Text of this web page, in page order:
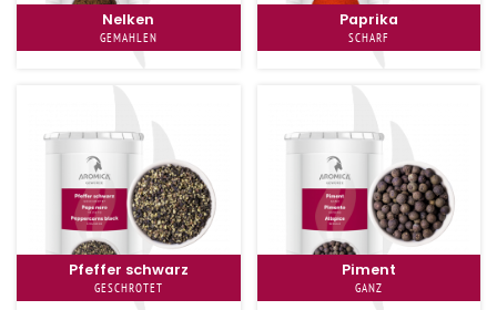
Nelken
GEMAHLEN
Paprika
SCHARF
Pfeffer schwarz
GESCHROTET
Piment
GANZ